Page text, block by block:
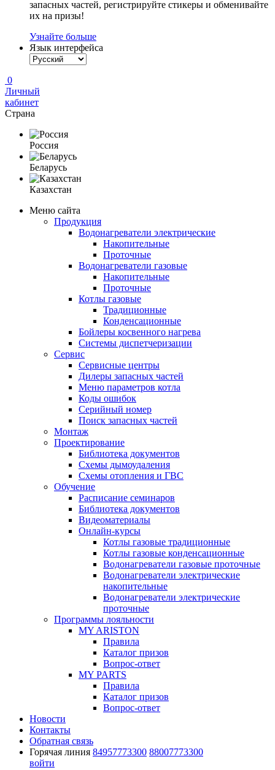
запасных частей, регистрируйте стикеры и обменивайте
их на призы!
Узнайте больше
Язык интерфейса
0
Личный
кабинет
Страна
Россия
Беларусь
Казахстан
Меню сайта
Продукция
Водонагреватели электрические
Накопительные
Проточные
Водонагреватели газовые
Накопительные
Проточные
Котлы газовые
Традиционные
Конденсационные
Бойлеры косвенного нагрева
Системы диспетчеризации
Сервис
Сервисные центры
Дилеры запасных частей
Меню параметров котла
Коды ошибок
Серийный номер
Поиск запасных частей
Монтаж
Проектирование
Библиотека документов
Схемы дымоудаления
Схемы отопления и ГВС
Обучение
Расписание семинаров
Библиотека документов
Видеоматериалы
Онлайн-курсы
Котлы газовые традиционные
Котлы газовые конденсационные
Водонагреватели газовые проточные
Водонагреватели электрические
накопительные
Водонагреватели электрические
проточные
Программы лояльности
MY ARISTON
Правила
Каталог призов
Вопрос-ответ
MY PARTS
Правила
Каталог призов
Вопрос-ответ
Новости
Контакты
Обратная связь
Горячая линия 84957773300 88007773300
войти